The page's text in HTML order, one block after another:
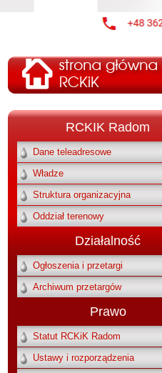
RCKIK Radom
Dane teleadresowe
Władze
Struktura organizacyjna
Oddział terenowy
Działalność
Ogłoszenia i przetargi
Archiwum przetargów
Prawo
Statut RCKiK Radom
Ustawy i rozporządzenia